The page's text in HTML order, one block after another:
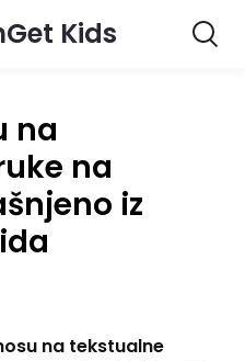
Kids
na
na
iz
na tekstualne